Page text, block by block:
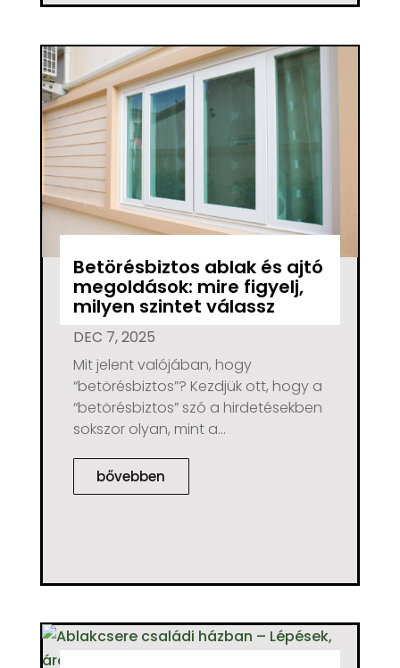
Betörésbiztos ablak és ajtó
megoldások: mire figyelj,
milyen szintet válassz
DEC 7, 2025
Mit jelent valójában, hogy
“betörésbiztos”? Kezdjük ott, hogy a
“betörésbiztos” szó a hirdetésekben
sokszor olyan, mint a...
bővebben